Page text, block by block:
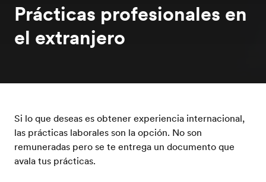
Prácticas profesionales en
el extranjero
Si lo que deseas es obtener experiencia internacional,
las prácticas laborales son la opción. No son
remuneradas pero se te entrega un documento que
avala tus prácticas.